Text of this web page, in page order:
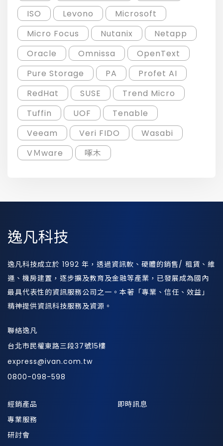
ISO Levono
Microsoft
Micro Focus
Nutanix
Netapp
Oracle
Omnissa
OpenText
Pure Storage
PA
Profet AI
RedHat
SUSE
Trend Micro
Tuffin
UOF
Tenable
Veeam
Veri FIDO
Wasabi
VＭware
啄木
逸凡科技
逸凡科技成立於 1992 年，透過資訊軟、硬體的銷售/ 租賃、維
運、機房建置，逐步擴及教育及金融等產業，已發展成為國內
最具代表性的資訊服務公司之一。本著「專業、信任、效益」
精神提供資訊科技服務及資源。
聯絡逸凡
台北市民權東路三段37號15樓
express@ivan.com.tw
0800-098-598
經銷產品
專業服務
研討會
即時訊息